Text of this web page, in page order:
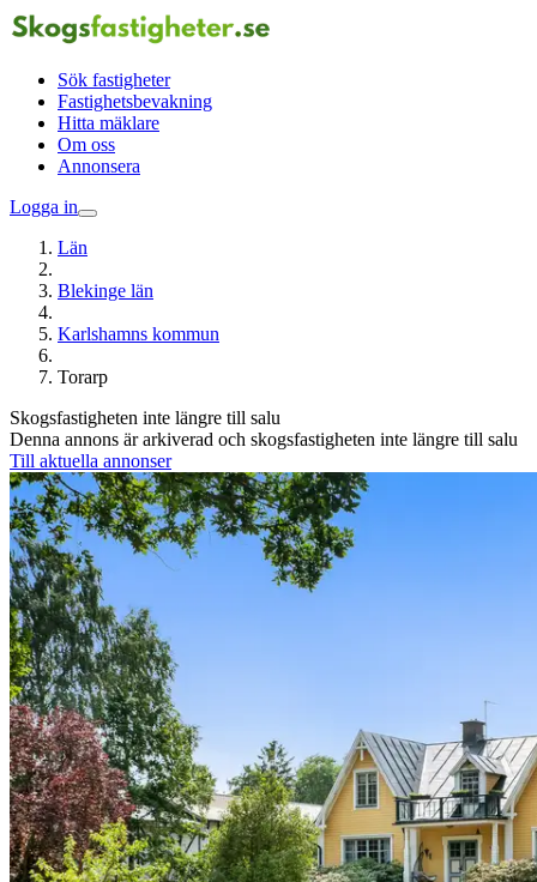
Sök fastigheter
Fastighetsbevakning
Hitta mäklare
Om oss
Annonsera
Logga in
Län
Blekinge län
Karlshamns kommun
Torarp
Skogsfastigheten inte längre till salu
Denna annons är arkiverad och skogsfastigheten inte längre till salu
Till aktuella annonser